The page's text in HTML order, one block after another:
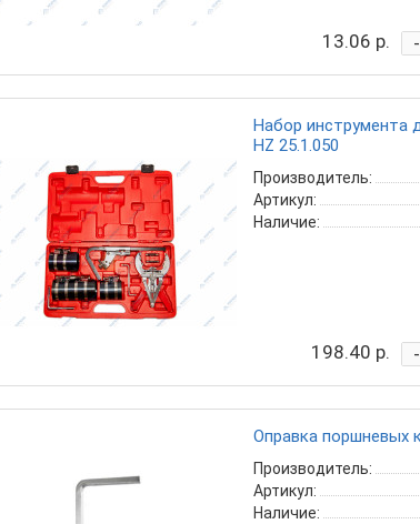
13.06 р. -
Набор инструмента
HZ 25.1.050
Производитель:
Артикул:
Наличие:
198.40 р. -
Оправка поршневых
Производитель:
Артикул:
Наличие: